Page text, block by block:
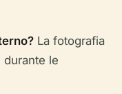
La fotografia
durante le